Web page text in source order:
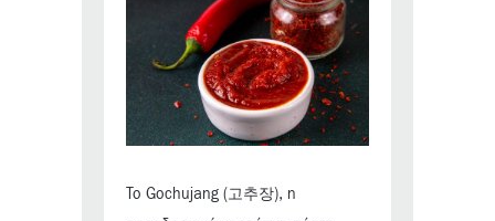
Το Gochujang (고추장), η